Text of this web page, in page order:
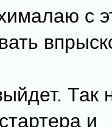
с
Так
и